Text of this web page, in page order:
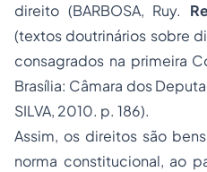
direito (BARBOSA, Ruy.
(textos doutrinários sobre
consagrados na primeira
Brasília: Câmara dos
SILVA, 2010. p. 186).
Assim, os direitos são
norma constitucional, ao